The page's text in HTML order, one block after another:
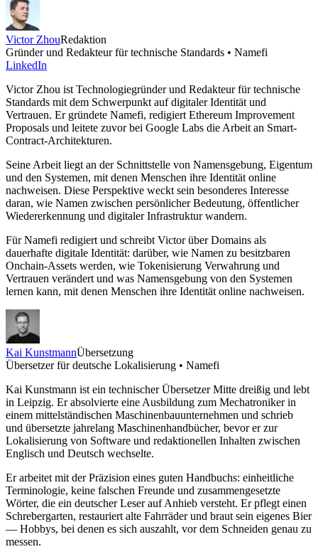
Victor ZhouRedaktion
Gründer und Redakteur für technische Standards • Namefi
LinkedIn
Victor Zhou ist Technologiegründer und Redakteur für technische
Standards mit dem Schwerpunkt auf digitaler Identität und
Vertrauen. Er gründete Namefi, redigiert Ethereum Improvement
Proposals und leitete zuvor bei Google Labs die Arbeit an Smart-
Contract-Architekturen.
Seine Arbeit liegt an der Schnittstelle von Namensgebung, Eigentum
und den Systemen, mit denen Menschen ihre Identität online
nachweisen. Diese Perspektive weckt sein besonderes Interesse
daran, wie Namen zwischen persönlicher Bedeutung, öffentlicher
Wiedererkennung und digitaler Infrastruktur wandern.
Für Namefi redigiert und schreibt Victor über Domains als
dauerhafte digitale Identität: darüber, wie Namen zu besitzbaren
Onchain-Assets werden, wie Tokenisierung Verwahrung und
Vertrauen verändert und was Namensgebung von den Systemen
lernen kann, mit denen Menschen ihre Identität online nachweisen.
Kai KunstmannÜbersetzung
Übersetzer für deutsche Lokalisierung • Namefi
Kai Kunstmann ist ein technischer Übersetzer Mitte dreißig und lebt
in Leipzig. Er absolvierte eine Ausbildung zum Mechatroniker in
einem mittelständischen Maschinenbauunternehmen und schrieb
und übersetzte jahrelang Maschinenhandbücher, bevor er zur
Lokalisierung von Software und redaktionellen Inhalten zwischen
Englisch und Deutsch wechselte.
Er arbeitet mit der Präzision eines guten Handbuchs: einheitliche
Terminologie, keine falschen Freunde und zusammengesetzte
Wörter, die ein deutscher Leser auf Anhieb versteht. Er pflegt einen
Schrebergarten, restauriert alte Fahrräder und braut sein eigenes Bier
— Hobbys, bei denen es sich auszahlt, vor dem Schneiden genau zu
messen.